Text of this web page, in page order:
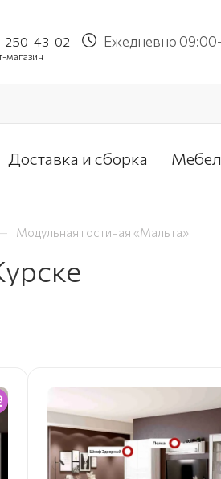
250-43-02
магазин
Ежедневно
Доставка и сборка
Модульная гостиная «Мальта»